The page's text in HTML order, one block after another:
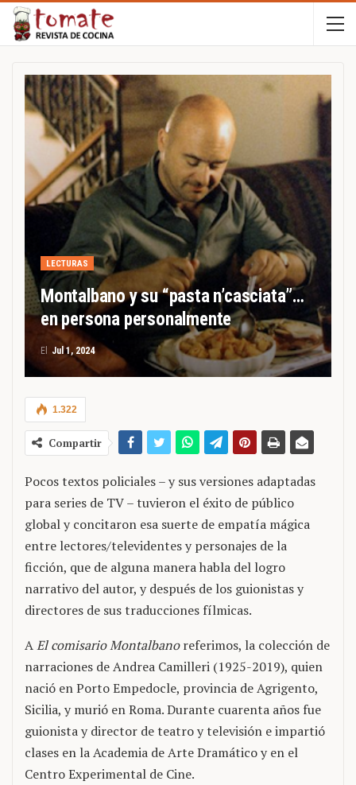
LECTURAS
Montalbano y su “pasta n’casciata”…
en persona personalmente
El Jul 1, 2024
1.322
Compartir
Pocos textos policiales – y sus versiones adaptadas
para series de TV – tuvieron el éxito de público
global y concitaron esa suerte de empatía mágica
entre lectores/televidentes y personajes de la
ficción, que de alguna manera habla del logro
narrativo del autor, y después de los guionistas y
directores de sus traducciones fílmicas.
AEl comisario Montalbanoreferimos, la colección de
narraciones de Andrea Camilleri (1925-2019), quien
nació en Porto Empedocle, provincia de Agrigento,
Sicilia, y murió en Roma. Durante cuarenta años fue
guionista y director de teatro y televisión e impartió
clases en la Academia de Arte Dramático y en el
Centro Experimental de Cine.